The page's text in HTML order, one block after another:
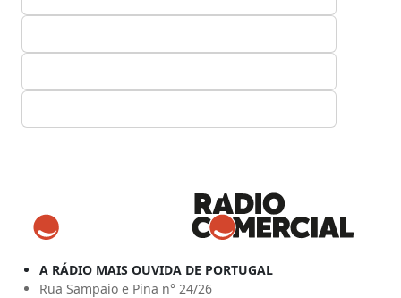
A RÁDIO MAIS OUVIDA DE PORTUGAL
Rua Sampaio e Pina n° 24/26